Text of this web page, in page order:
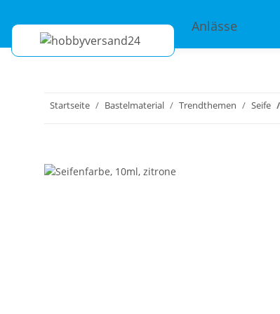
Anlässe
Startseite Bastelmaterial Trendthemen Seife